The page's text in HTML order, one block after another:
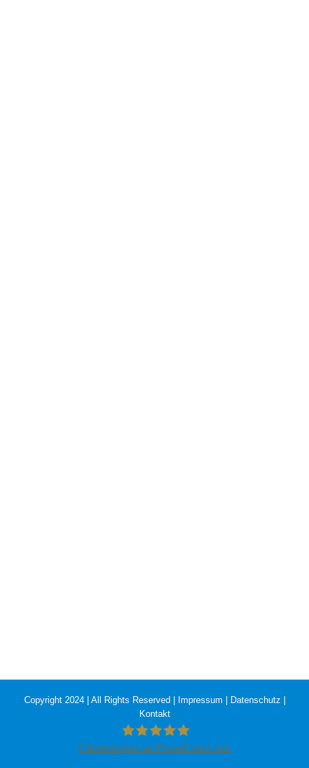
Copyright 2024 | All Rights Reserved | Impressum | Datenschutz |
Kontakt
5 Bewertungen auf ProvenExpert.com